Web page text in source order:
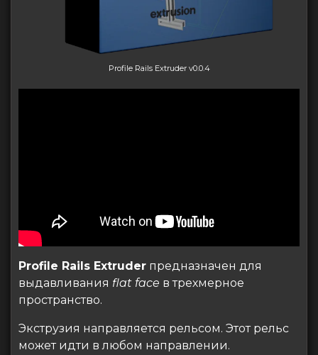
Profile Rails Extruder v0.0.4
Profile Rails Extruder предназначен для
выдавливания flat face в трехмерное
пространство.
Экструзия направляется рельсом. Этот рельс
может идти в любом направлении.